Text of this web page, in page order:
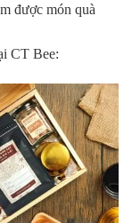
được món quà
CT Bee: